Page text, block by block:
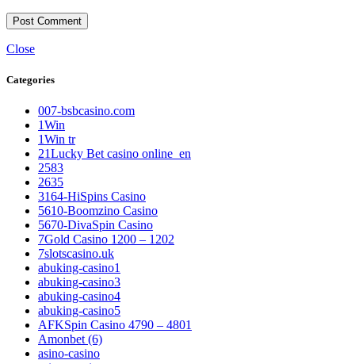
Close
Categories
007-bsbcasino.com
1Win
1Win tr
21Lucky Bet casino online_en
2583
2635
3164-HiSpins Casino
5610-Boomzino Casino
5670-DivaSpin Casino
7Gold Casino 1200 – 1202
7slotscasino.uk
abuking-casino1
abuking-casino3
abuking-casino4
abuking-casino5
AFKSpin Casino 4790 – 4801
Amonbet (6)
asino-casino